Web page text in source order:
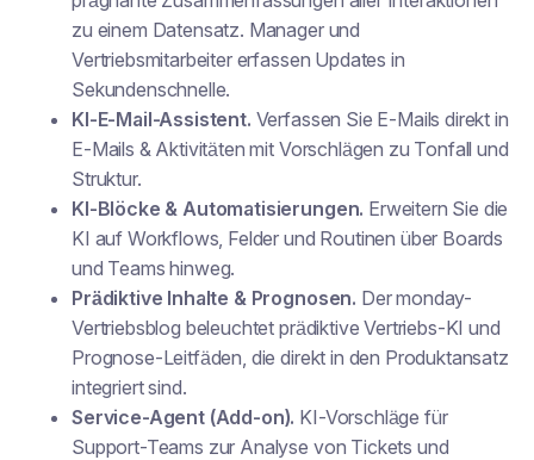
zu einem Datensatz. Manager und
Vertriebsmitarbeiter erfassen Updates in
Sekundenschnelle.
KI-E-Mail-Assistent. Verfassen Sie E-Mails direkt in
E-Mails & Aktivitäten mit Vorschlägen zu Tonfall und
Struktur.
KI-Blöcke & Automatisierungen. Erweitern Sie die
KI auf Workflows, Felder und Routinen über Boards
und Teams hinweg.
Prädiktive Inhalte & Prognosen. Der monday-
Vertriebsblog beleuchtet prädiktive Vertriebs-KI und
Prognose-Leitfäden, die direkt in den Produktansatz
integriert sind.
Service-Agent (Add-on). KI-Vorschläge für
Support-Teams zur Analyse von Tickets und